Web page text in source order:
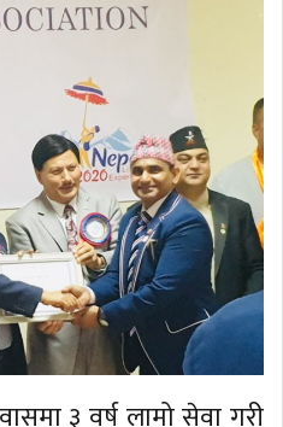
३ वर्ष लामो सेवा गरी